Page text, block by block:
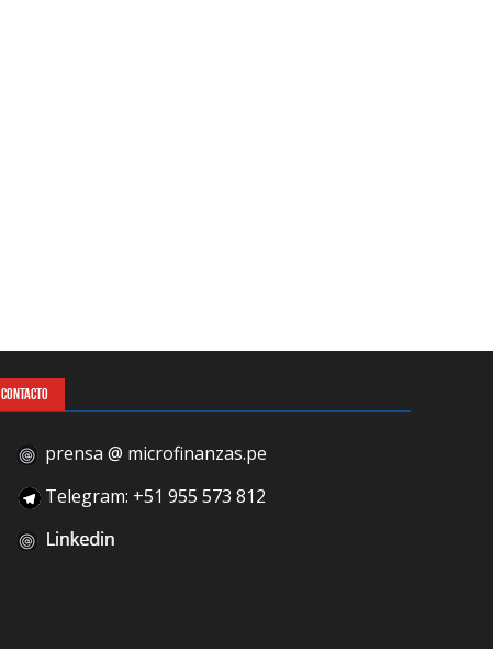
CONTACTO
prensa @ microfinanzas.pe
Telegram: +51 955 573 812